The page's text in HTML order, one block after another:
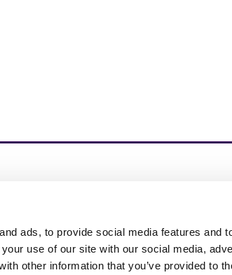
ads, to provide social media features and
use of our site with our social media,
other information that you’ve provided to
con suplementos y